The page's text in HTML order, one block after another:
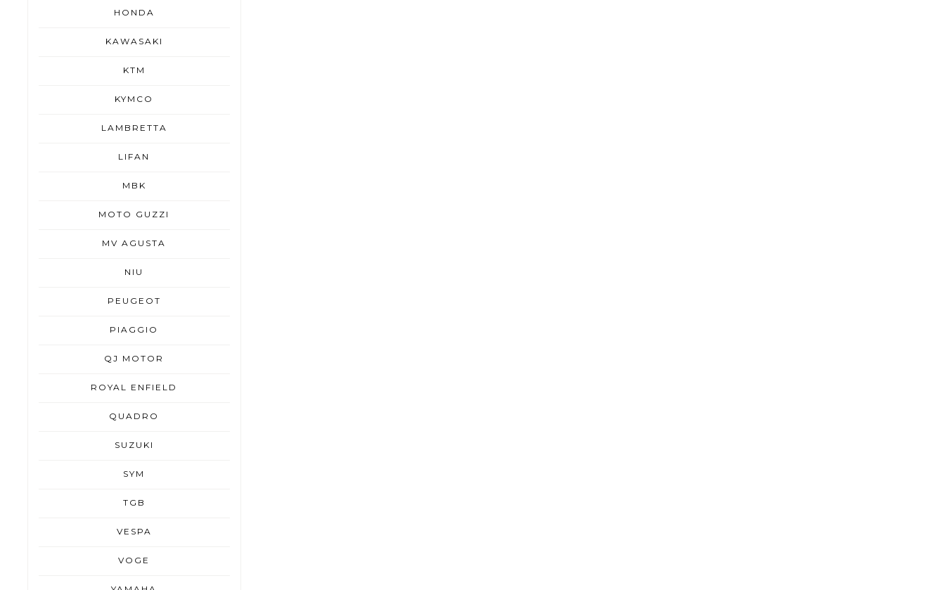
HONDA
KAWASAKI
KTM
KYMCO
LAMBRETTA
LIFAN
MBK
MOTO GUZZI
MV AGUSTA
NIU
PEUGEOT
PIAGGIO
QJ MOTOR
ROYAL ENFIELD
QUADRO
SUZUKI
SYM
TGB
VESPA
VOGE